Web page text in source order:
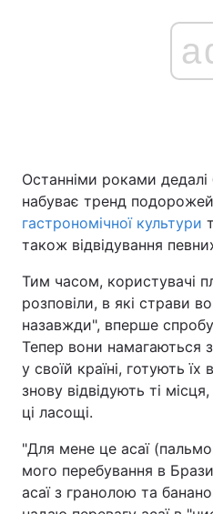
Останніми роками дедалі
набуває тренд
гастрономічної культури
також відвідування
Тим часом, користувачі
розповіли, в які страви
назавжди", вперше
Тепер вони намагаються
у своїй країні, готують
знову відвідують ті
ці ласощі.
"Для мене це асаї
мого перебування в
асаї з гранолою та